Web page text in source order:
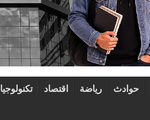
حوادث رياضة اقتصاد تكنولوجيا